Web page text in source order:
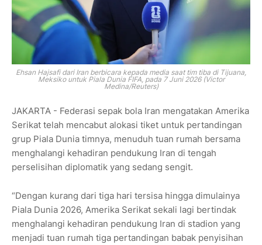
Ehsan Hajsafi dari Iran berbicara kepada media saat tim tiba di Tijuana,
Meksiko untuk Piala Dunia FIFA, pada 7 Juni 2026 (Victor
Medina/Reuters)
JAKARTA - Federasi sepak bola Iran mengatakan Amerika
Serikat telah mencabut alokasi tiket untuk pertandingan
grup Piala Dunia timnya, menuduh tuan rumah bersama
menghalangi kehadiran pendukung Iran di tengah
perselisihan diplomatik yang sedang sengit.
“Dengan kurang dari tiga hari tersisa hingga dimulainya
Piala Dunia 2026, Amerika Serikat sekali lagi bertindak
menghalangi kehadiran pendukung Iran di stadion yang
menjadi tuan rumah tiga pertandingan babak penyisihan